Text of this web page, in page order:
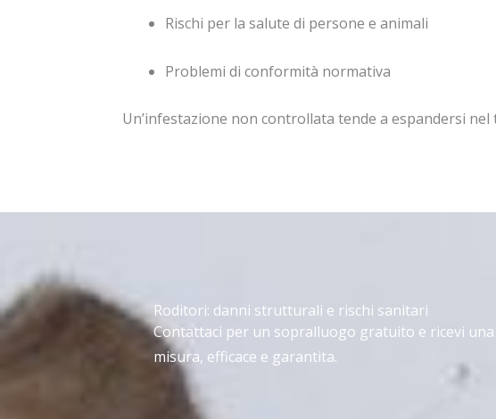
Rischi per la salute di persone e animali
Problemi di conformità normativa
Un’infestazione non controllata tende a espandersi nel
Roditori: danni strutturali e rischi sanitari
Contattaci per un sopralluogo gratuito e ricevi
misura, efficace e garantita.